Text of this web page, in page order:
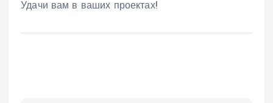
Удачи вам в ваших проектах!